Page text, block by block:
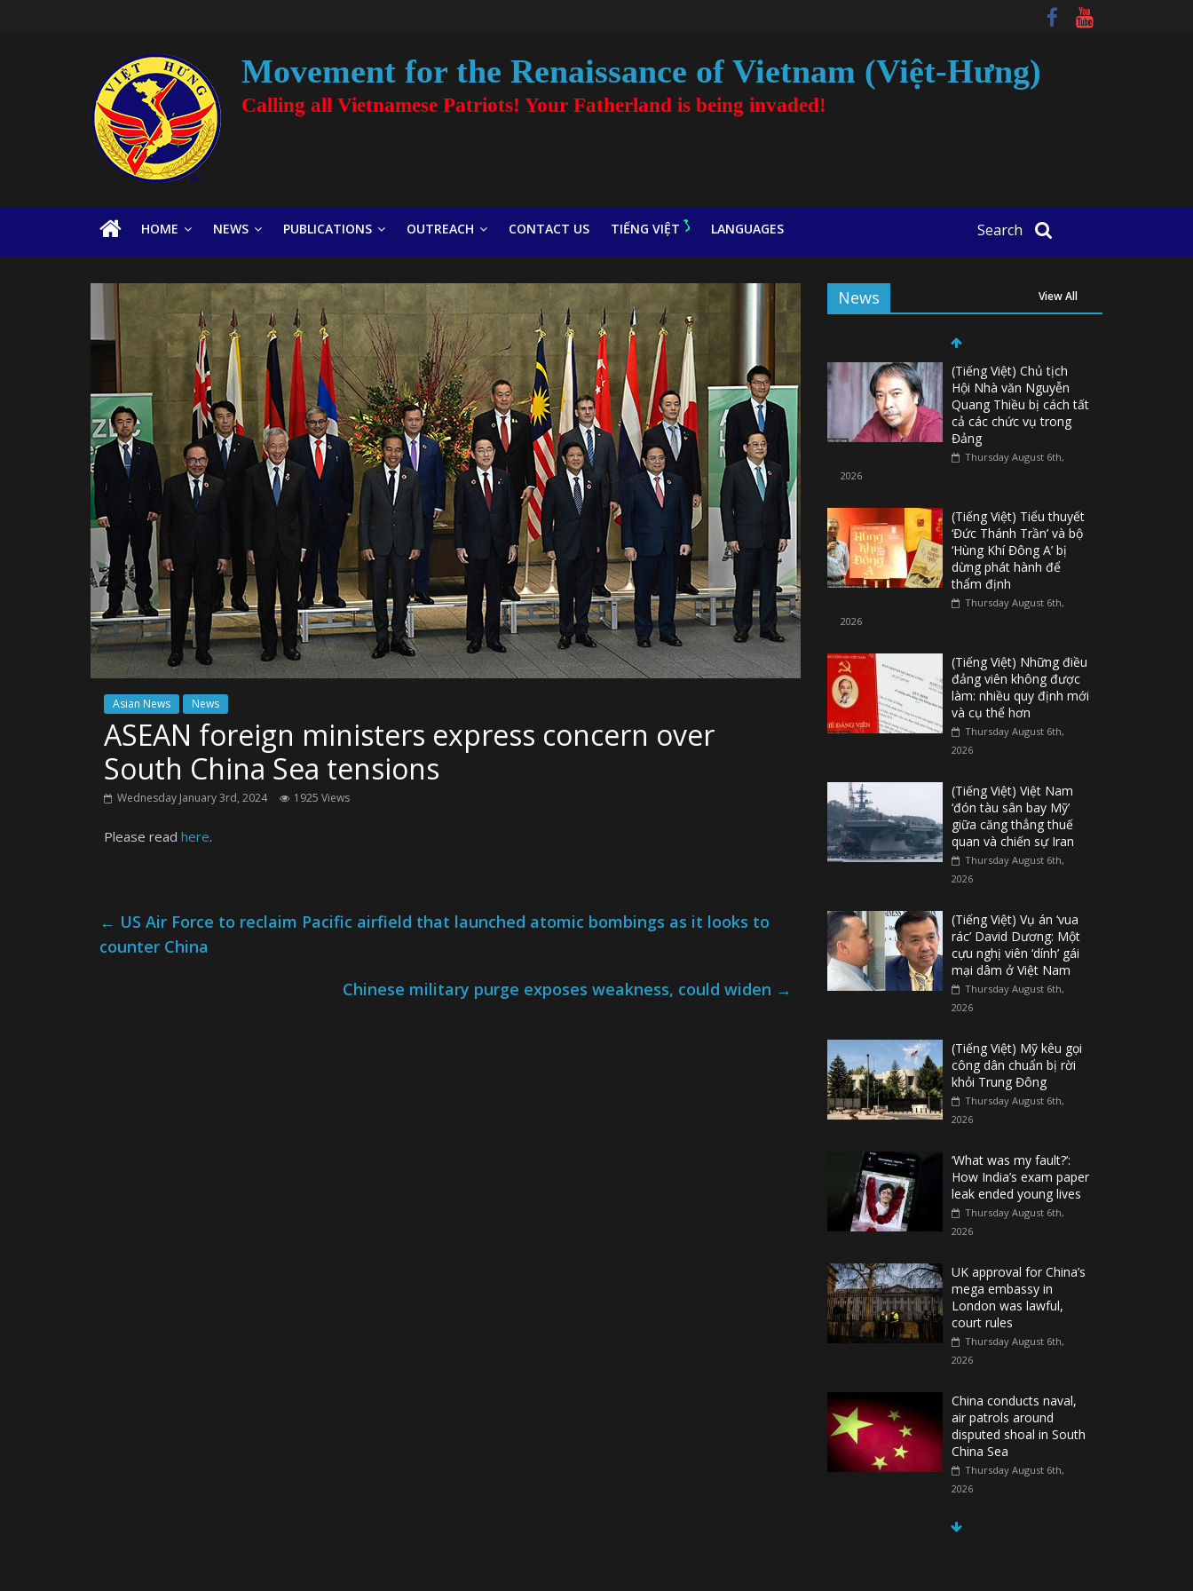
Movement for the Renaissance of Vietnam (Việt-Hưng)
Calling all Vietnamese Patriots! Your Fatherland is being invaded!
HOME NEWS PUBLICATIONS OUTREACH CONTACT US TIẾNG VIỆT LANGUAGES Search
Asian News News
ASEAN foreign ministers express concern over
South China Sea tensions
Wednesday January 3rd, 2024 1925 Views
Please read here.
← US Air Force to reclaim Pacific airfield that launched atomic bombings as it looks to
counter China
Chinese military purge exposes weakness, could widen →
News View All
(Tiếng Việt) Chủ tịch
Hội Nhà văn Nguyễn
Quang Thiều bị cách tất
cả các chức vụ trong
Đảng
Thursday August 6th,
2026
(Tiếng Việt) Tiểu thuyết
‘Đức Thánh Trần’ và bộ
‘Hùng Khí Đông A’ bị
dừng phát hành để
thẩm định
Thursday August 6th,
2026
(Tiếng Việt) Những điều
đảng viên không được
làm: nhiều quy định mới
và cụ thể hơn
Thursday August 6th,
2026
(Tiếng Việt) Việt Nam
‘đón tàu sân bay Mỹ’
giữa căng thẳng thuế
quan và chiến sự Iran
Thursday August 6th,
2026
(Tiếng Việt) Vụ án ‘vua
rác’ David Dương: Một
cựu nghị viên ‘dính’ gái
mại dâm ở Việt Nam
Thursday August 6th,
2026
(Tiếng Việt) Mỹ kêu gọi
công dân chuẩn bị rời
khỏi Trung Đông
Thursday August 6th,
2026
‘What was my fault?’:
How India’s exam paper
leak ended young lives
Thursday August 6th,
2026
UK approval for China’s
mega embassy in
London was lawful,
court rules
Thursday August 6th,
2026
China conducts naval,
air patrols around
disputed shoal in South
China Sea
Thursday August 6th,
2026
Spain Regains Control